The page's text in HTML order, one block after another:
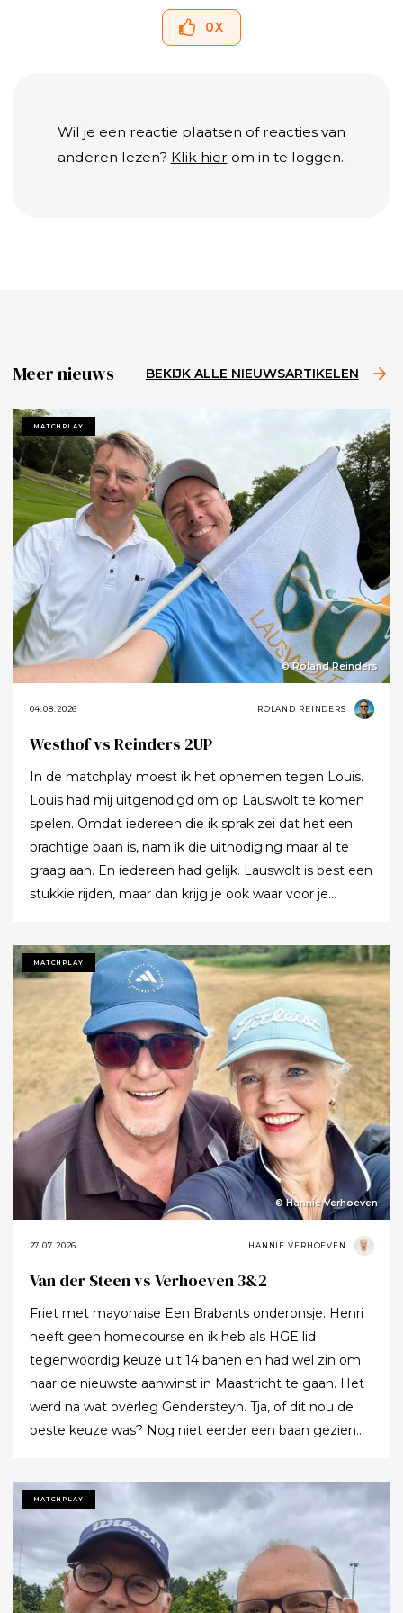
0X
Wil je een reactie plaatsen of reacties van
anderen lezen? Klik hier om in te loggen..
Meer nieuws BEKIJK ALLE NIEUWSARTIKELEN
MATCHPLAY
© Roland Reinders
04.08.2026 ROLAND REINDERS
Westhof vs Reinders 2UP
In de matchplay moest ik het opnemen tegen Louis.
Louis had mij uitgenodigd om op Lauswolt te komen
spelen. Omdat iedereen die ik sprak zei dat het een
prachtige baan is, nam ik die uitnodiging maar al te
graag aan. En iedereen had gelijk. Lauswolt is best een
stukkie rijden, maar dan krijg je ook waar voor je
Tot ik uiteindelijk aankondigde dat ik het nu echt niet
meer ging zeggen.
MATCHPLAY
© Hannie Verhoeven
27.07.2026 HANNIE VERHOEVEN
Van der Steen vs Verhoeven 3&2
Friet met mayonaise Een Brabants onderonsje. Henri
heeft geen homecourse en ik heb als HGE lid
tegenwoordig keuze uit 14 banen en had wel zin om
naar de nieuwste aanwinst in Maastricht te gaan. Het
werd na wat overleg Gendersteyn. Tja, of dit nou de
beste keuze was? Nog niet eerder een baan gezien
voor meer banen? Ze hebben echt hun best gedaan
om de afslagplaatsen en de greens groen te houden
maar dat leverde weer allerlei andere problemen op (
oa drassigheid rondom en op de greens ) dus
uitdaging volop! Ik denk dat buiten ons iedereen op de
MATCHPLAY